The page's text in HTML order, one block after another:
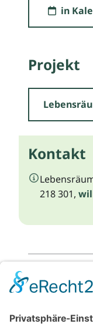
in
Projekt
Kontakt
218 301,